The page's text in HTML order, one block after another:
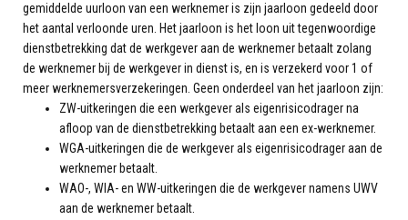
gemiddelde uurloon van een werknemer is zijn jaarloon gedeeld door
het aantal verloonde uren. Het jaarloon is het loon uit tegenwoordige
dienstbetrekking dat de werkgever aan de werknemer betaalt zolang
de werknemer bij de werkgever in dienst is, en is verzekerd voor 1 of
meer werknemersverzekeringen. Geen onderdeel van het jaarloon zijn:
ZW-uitkeringen die een werkgever als eigenrisicodrager na
afloop van de dienstbetrekking betaalt aan een ex-werknemer.
WGA-uitkeringen die de werkgever als eigenrisicodrager aan de
werknemer betaalt.
WAO-, WIA- en WW-uitkeringen die de werkgever namens UWV
aan de werknemer betaalt.